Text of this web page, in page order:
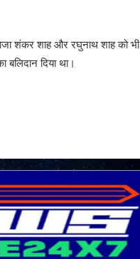
शंकर शाह और रघुनाथ शाह को भी
दिया था।